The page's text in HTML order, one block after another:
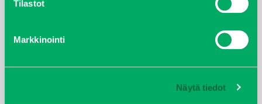
Tilastot
Markkinointi
Näytä tiedot